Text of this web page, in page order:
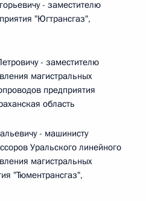
- заместителю
"Югтрансгаз",
- заместителю
магистральных
предприятия
область
- машинисту
Уральского линейного
магистральных
"Тюментрансгаз",